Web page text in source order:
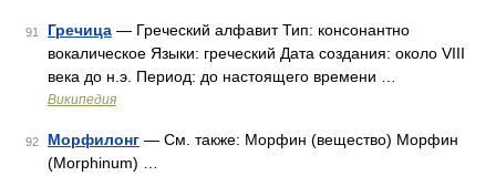
91 Гречица — Греческий алфавит Тип: консонантно
вокалическое Языки: греческий Дата создания: около VIII
века до н.э. Период: до настоящего времени …
Википедия
92 Морфилонг — См. также: Морфин (вещество) Морфин
(Morphinum) …